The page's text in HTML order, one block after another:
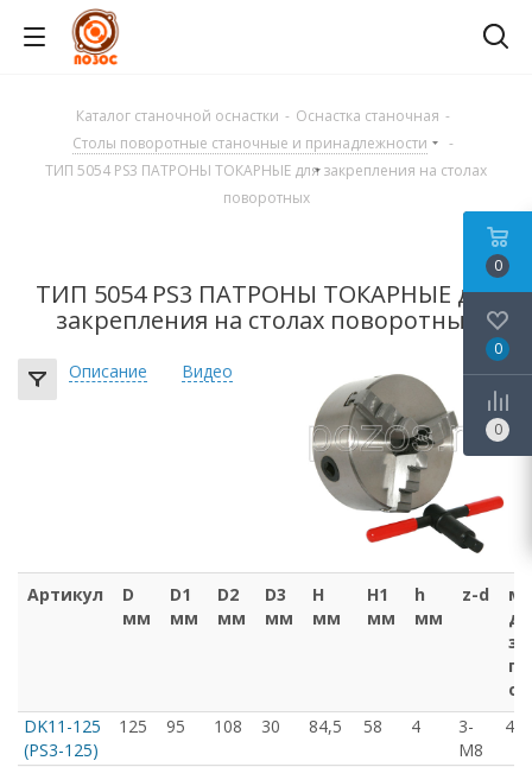
Каталог станочной оснастки - Оснастка станочная -
Столы поворотные станочные и принадлежности
-
ТИП 5054 PS3 ПАТРОНЫ ТОКАРНЫЕ для закрепления на столах
поворотных
ТИП 5054 PS3 ПАТРОНЫ ТОКАРНЫЕ для
закрепления на столах поворотных
Описание Видео
Артикул
D
мм
D1
мм
D2
мм
D3
мм
H
мм
H1
мм
h
мм
z-d
DK11-125
(PS3-125)
125 95 108 30 84,5 58 4
3-
М8
0
0
0